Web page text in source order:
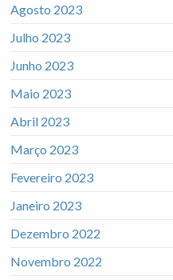
Agosto 2023
Julho 2023
Junho 2023
Maio 2023
Abril 2023
Março 2023
Fevereiro 2023
Janeiro 2023
Dezembro 2022
Novembro 2022